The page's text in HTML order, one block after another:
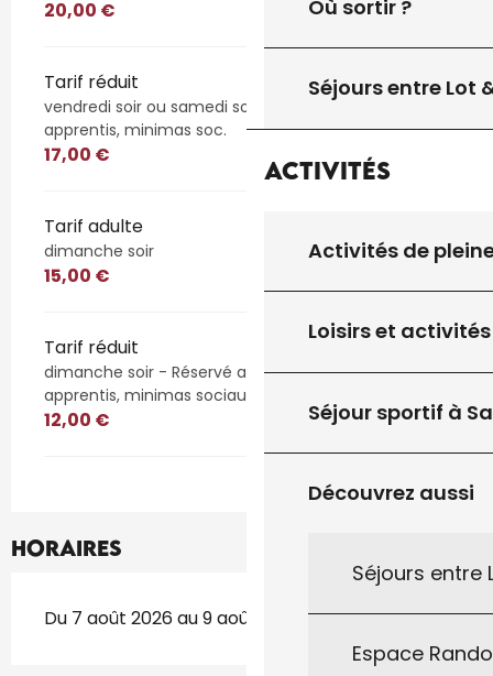
Où sortir ?
Séjours entre Lot
Activités
Activités de
Loisirs et activités
Séjour sportif à
Découvrez aussi
Séjours entre
Espace
20,00 €
Tarif réduit
vendredi soir ou samedi soir : 15 / 25 ans, étudiants,
apprentis, minimas soc.
17,00 €
Tarif adulte
dimanche soir
15,00 €
Tarif réduit
dimanche soir - Réservé aux 15 / 25 ans, étudiants,
apprentis, minimas sociaux
12,00 €
Horaires
Du 7 août 2026 au 9 août 2026